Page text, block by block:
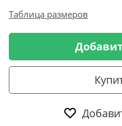
Таблица размеров